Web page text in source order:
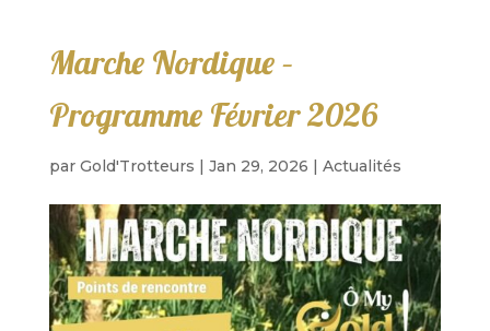
Marche Nordique –
Programme Février 2026
par Gold'Trotteurs | Jan 29, 2026 | Actualités